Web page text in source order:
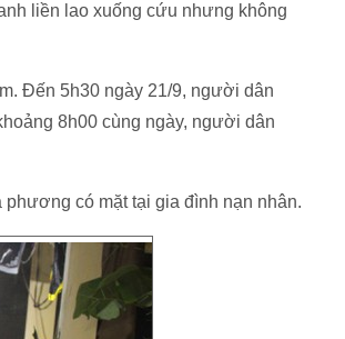
liền lao xuống cứu nhưng không
Đến 5h30 ngày 21/9, người dân
8h00 cùng ngày, người dân
có mặt tại gia đình nạn nhân.